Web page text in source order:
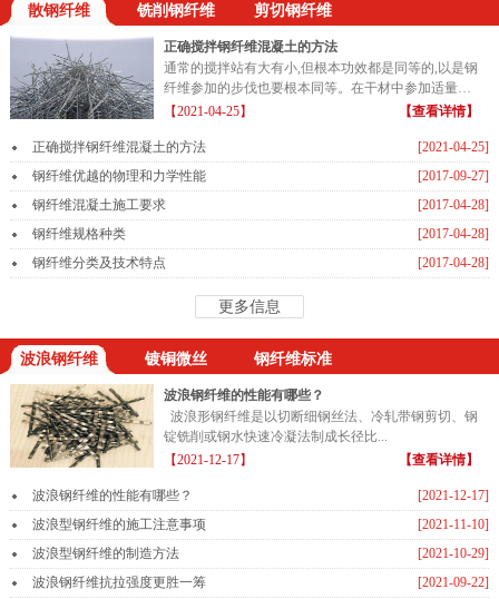
散钢纤维 铣削钢纤维 剪切钢纤维
正确搅拌钢纤维混凝土的方法
通常的搅拌站有大有小,但根本功效都是同等的,以是钢
纤维参加的步伐也要根本同等。在干材中参加适量的
钢纤维...
【2021-04-25】 【查看详情】
[2021-04-25]
正确搅拌钢纤维混凝土的方法
[2017-09-27]
钢纤维优越的物理和力学性能
[2017-04-28]
钢纤维混凝土施工要求
[2017-04-28]
钢纤维规格种类
[2017-04-28]
钢纤维分类及技术特点
更多信息
波浪钢纤维 镀铜微丝 钢纤维标准
波浪钢纤维的性能有哪些？
波浪形钢纤维是以切断细钢丝法、冷轧带钢剪切、钢
锭铣削或钢水快速冷凝法制成长径比...
【2021-12-17】
【查看详情】
[2021-12-17]
波浪钢纤维的性能有哪些？
[2021-11-10]
波浪型钢纤维的施工注意事项
[2021-10-29]
波浪型钢纤维的制造方法
[2021-09-22]
波浪钢纤维抗拉强度更胜一筹